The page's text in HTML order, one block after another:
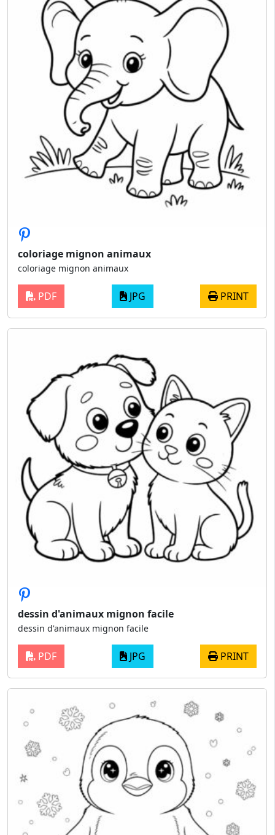
coloriage mignon animaux
coloriage mignon animaux
PDF JPG PRINT
dessin d'animaux mignon facile
dessin d'animaux mignon facile
PDF JPG PRINT